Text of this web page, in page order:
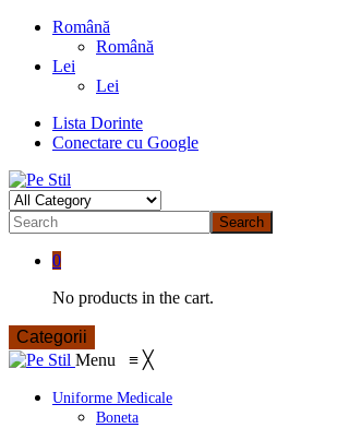
Română
Română
Lei
Lei
Lista Dorinte
Conectare cu Google
Search
0
No products in the cart.
Categorii
Menu ≡ ╳
Uniforme Medicale
Boneta